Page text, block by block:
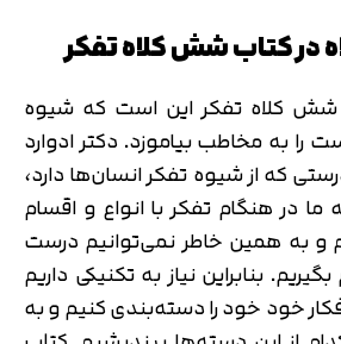
در کتاب شش کلاه تفکر
کلاه تفکر این است که شیوه
به مخاطب بیاموزد. دکتر ادوارد
که از شیوه تفکر انسان‌ها دارد،
در هنگام تفکر با انواع و اقسام
و به همین خاطر نمی‌توانیم درست
بنابراین نیاز به تکنیکی داریم
خود خود را دسته‌بندی کنیم و به